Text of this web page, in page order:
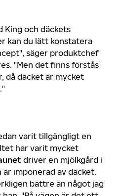
King och däckets
kan du lätt konstatera
säger produktchef
"Men det finns förstås
då däcket är mycket
varit tillgängligt en
har varit mycket
driver en mjölkgård i
imponerad av däcket.
bättre än något jag